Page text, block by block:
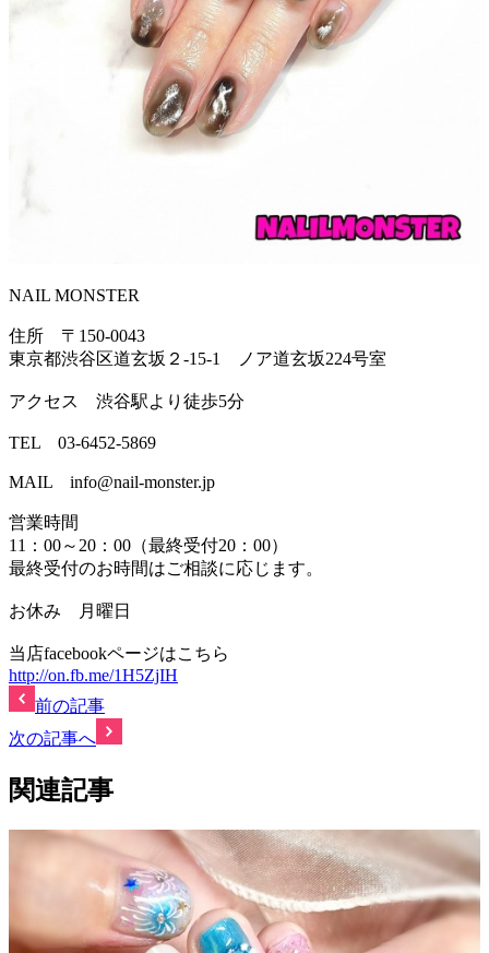
NAIL MONSTER
住所 〒150-0043
東京都渋谷区道玄坂２-15-1 ノア道玄坂224号室
アクセス 渋谷駅より徒歩5分
TEL 03-6452-5869
MAIL info@nail-monster.jp
営業時間
11：00～20：00（最終受付20：00）
最終受付のお時間はご相談に応じます。
お休み 月曜日
当店facebookページはこちら
http://on.fb.me/1H5ZjIH
前の記事
次の記事へ
関連記事